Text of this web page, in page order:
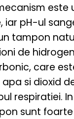
este
, iar pH-ul
tampon
de
care
si dioxid
respiratiei.
sunt